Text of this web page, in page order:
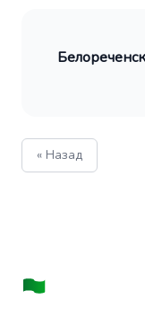
Белореченск
« Назад